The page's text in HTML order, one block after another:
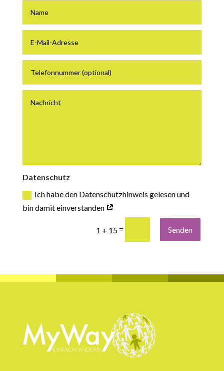
Datenschutz
Ich habe den Datenschutzhinweis gelesen und
bin damit einverstanden
1 + 15 = Senden